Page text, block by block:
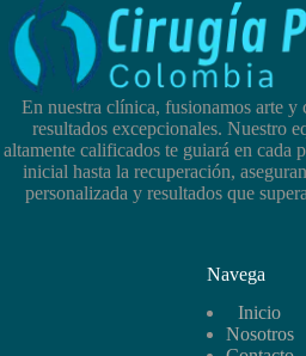
En nuestra clínica, fusionamos arte y
resultados excepcionales. Nuestro
altamente calificados te guiará en cada
inicial hasta la recuperación,
personalizada y resultados que
Navega
Inicio
Nosotros